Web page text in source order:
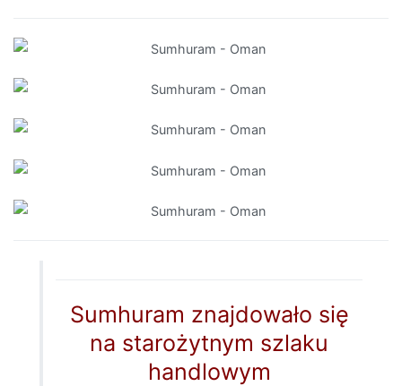
Sumhuram znajdowało się
na starożytnym szlaku
handlowym